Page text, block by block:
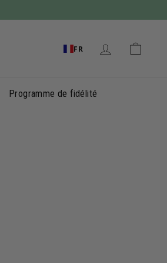
FR
Programme de fidélité